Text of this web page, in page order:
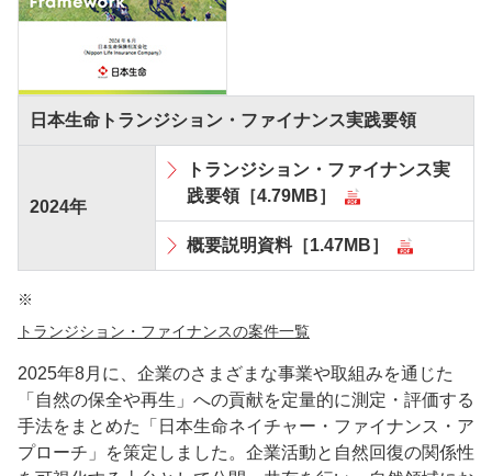
日本生命トランジション・ファイナンス実践要領
2024年
トランジション・ファイナンス実
践要領［4.79MB］
概要説明資料［1.47MB］
※
トランジション・ファイナンスの案件一覧
2025年8月に、企業のさまざまな事業や取組みを通じた
「自然の保全や再生」への貢献を定量的に測定・評価する
手法をまとめた「日本生命ネイチャー・ファイナンス・ア
プローチ」を策定しました。企業活動と自然回復の関係性